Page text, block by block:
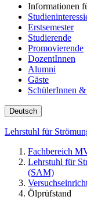
Informationen
Erstsemester
Studierende
Promovierende
DozentInnen
Alumni
Gäste
SchülerInnen
Deutsch
Lehrstuhl für
Fachbereich
Lehrstuhl für
(SAM)
Ölprüfstand